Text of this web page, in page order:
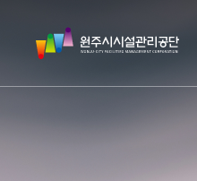
원
주
시
관